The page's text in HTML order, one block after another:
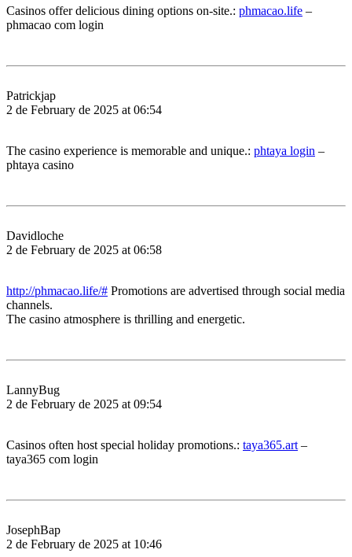
Casinos offer delicious dining options on-site.: phmacao.life –
phmacao com login
Patrickjap
2 de February de 2025 at 06:54
The casino experience is memorable and unique.: phtaya login –
phtaya casino
Davidloche
2 de February de 2025 at 06:58
http://phmacao.life/# Promotions are advertised through social media
channels.
The casino atmosphere is thrilling and energetic.
LannyBug
2 de February de 2025 at 09:54
Casinos often host special holiday promotions.: taya365.art –
taya365 com login
JosephBap
2 de February de 2025 at 10:46